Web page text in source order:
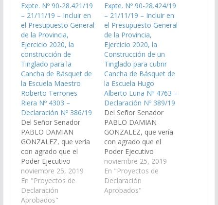
Expte. Nº 90-28.421/19
– 21/11/19 – Incluir en
el Presupuesto General
de la Provincia,
Ejercicio 2020, la
construcción de
Tinglado para la
Cancha de Básquet de
la Escuela Maestro
Roberto Terrones
Riera Nº 4303 –
Declaración Nº 386/19
Del Señor Senador
PABLO DAMIAN
GONZALEZ, que vería
con agrado que el
Poder Ejecutivo
Provincial, incluya en el
Plan de Trabajos
Públicos del
Presupuesto General
noviembre 25, 2019
En "Proyectos de
Declaración
Aprobados"
Expte. Nº 90-28.424/19
– 21/11/19 – Incluir en
el Presupuesto General
de la Provincia,
Ejercicio 2020, la
Construcción de un
Tinglado para cubrir
Cancha de Básquet de
la Escuela Hugo
Alberto Luna Nº 4763 –
Declaración Nº 389/19
Del Señor Senador
PABLO DAMIAN
GONZALEZ, que vería
con agrado que el
Poder Ejecutivo
Provincial, incluya en el
Plan de Trabajos
Públicos del
Presupuesto General
noviembre 25, 2019
En "Proyectos de
Declaración
Aprobados"